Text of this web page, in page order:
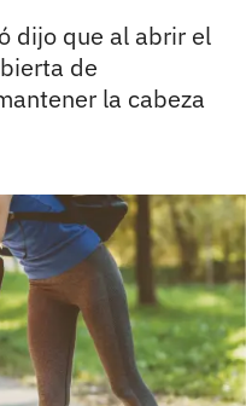
dijo que al abrir el
de
la cabeza